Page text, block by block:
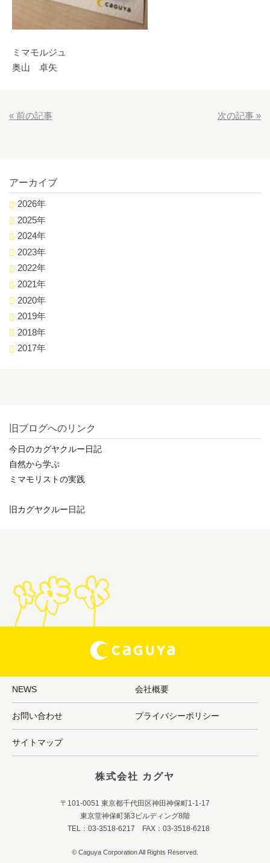
ミマモルジュ
奥山 卓矢
« 前の記事 次の記事 »
アーカイブ
2026年
2025年
2024年
2023年
2022年
2021年
2020年
2019年
2018年
2017年
旧ブログへのリンク
今日のカグヤクルー日記
自然から学ぶ
ミマモリストの実践
旧カグヤクルー日記
NEWS 会社概要
お問い合わせ プライバシーポリシー
サイトマップ
株式会社 カグヤ
〒101-0051 東京都千代田区神田神保町1-1-17
東京堂神保町第3ビルディング8階
TEL：03-3518-6217 FAX：03-3518-6218
© Caguya Corporation All Rights Reserved.